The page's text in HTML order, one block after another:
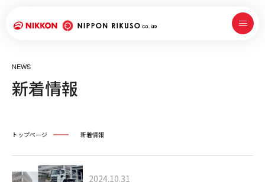
NEWS
新着情報
トップページ 新着情報
2024.10.31